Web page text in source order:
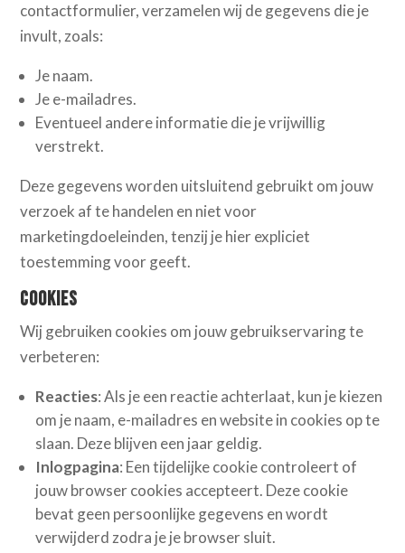
contactformulier, verzamelen wij de gegevens die je
invult, zoals:
Je naam.
Je e-mailadres.
Eventueel andere informatie die je vrijwillig
verstrekt.
Deze gegevens worden uitsluitend gebruikt om jouw
verzoek af te handelen en niet voor
marketingdoeleinden, tenzij je hier expliciet
toestemming voor geeft.
Cookies
Wij gebruiken cookies om jouw gebruikservaring te
verbeteren:
Reacties: Als je een reactie achterlaat, kun je kiezen
om je naam, e-mailadres en website in cookies op te
slaan. Deze blijven een jaar geldig.
Inlogpagina: Een tijdelijke cookie controleert of
jouw browser cookies accepteert. Deze cookie
bevat geen persoonlijke gegevens en wordt
verwijderd zodra je je browser sluit.